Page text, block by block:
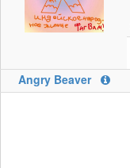
Angry Beaver